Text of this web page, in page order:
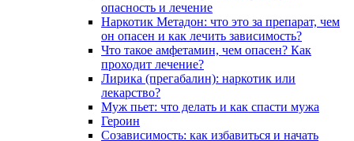
опасность и лечение
Наркотик Метадон: что это за препарат, чем
он опасен и как лечить зависимость?
Что такое амфетамин, чем опасен? Как
проходит лечение?
Лирика (прегабалин): наркотик или
лекарство?
Муж пьет: что делать и как спасти мужа
Героин
Созависимость: как избавиться и начать